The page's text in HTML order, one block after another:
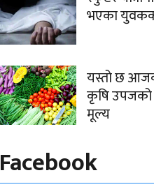
भएका
यस्तो छ
कृषि
मूल्य
Facebook